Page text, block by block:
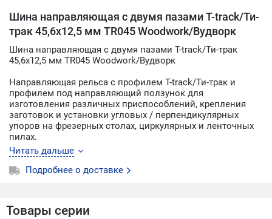
Шина направляющая с двумя пазами T-track/Ти-
трак 45,6х12,5 мм TR045 Woodwork/Вудворк
Шина направляющая с двумя пазами T-track/Ти-трак
45,6х12,5 мм TR045 Woodwork/Вудворк
Направляющая рельса с профилем T-track/Ти-трак и
профилем под направляющий ползунок для
изготовления различных приспособлений, крепления
заготовок и установки угловых / перпендикулярных
упоров на фрезерных столах, циркулярных и ленточных
пилах.
Для установки в паз профиля направляющей шины
TR045 подходят:
• угловые упоры Kreg KMS7102 и KMS7101
• ползунок Kreg KMS7303
Читать дальше
Подробнее о доставке
Товары серии